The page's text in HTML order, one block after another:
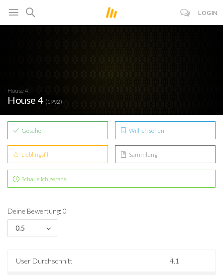
LOGIN
House 4
House 4 (1992)
Gesehen Will ich sehen
Lieblingsfilm Sammlung
Schaue ich gerade
Deine Bewertung: 0
0.5
User Durchschnitt 4.1